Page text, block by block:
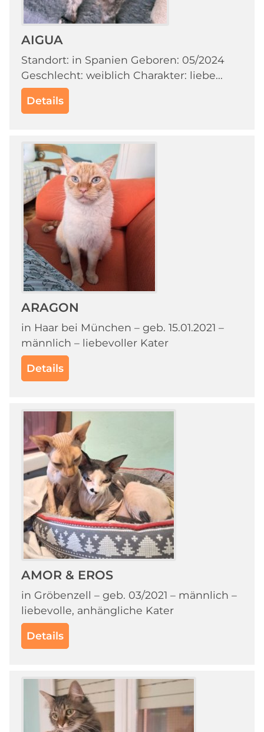
AIGUA
Standort: in Spanien Geboren: 05/2024
Geschlecht: weiblich Charakter: liebe...
Details
ARAGON
in Haar bei München – geb. 15.01.2021 –
männlich – liebevoller Kater
Details
AMOR & EROS
in Gröbenzell – geb. 03/2021 – männlich –
liebevolle, anhängliche Kater
Details